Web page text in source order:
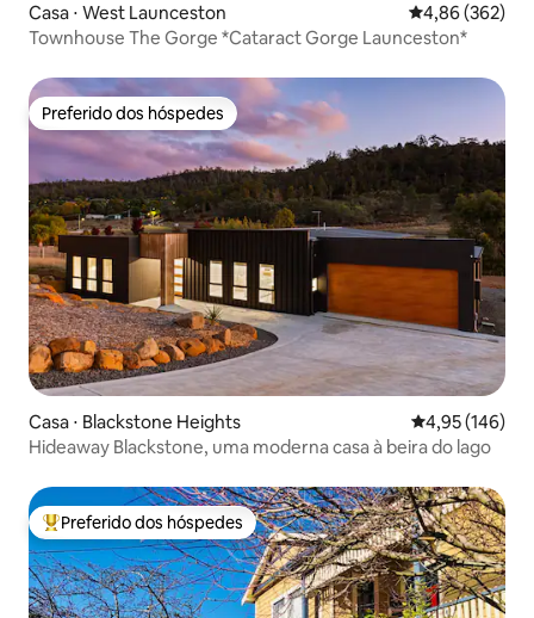
Casa ⋅ West Launceston 4,86 de uma
4,86 (362)
Townhouse The Gorge *Cataract Gorge Launceston*
Preferido dos hóspedes
Preferido dos hóspedes
Casa ⋅ Blackstone Heights 4,95 de uma
4,95 (146)
Hideaway Blackstone, uma moderna casa à beira do lago
Entre os melhores preferidos dos hóspedes
Preferido dos hóspedes